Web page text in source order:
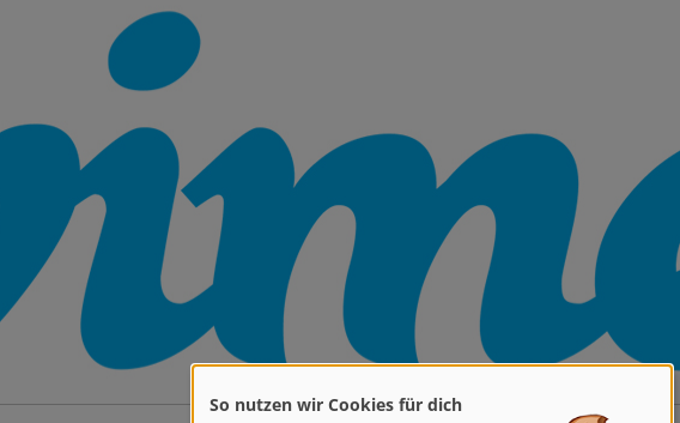
So nutzen wir Cookies für dich